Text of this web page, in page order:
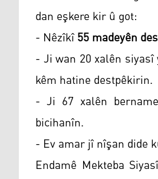
dan eşkere kir û got:
- Nêzîkî55 madeyên
- Ji wan 20 xalên
kêm hatine destpêkirin.
- Ji 67 xalên
bicihanîn.
- Ev amar jî nîşan dide
Endamê Mekteba